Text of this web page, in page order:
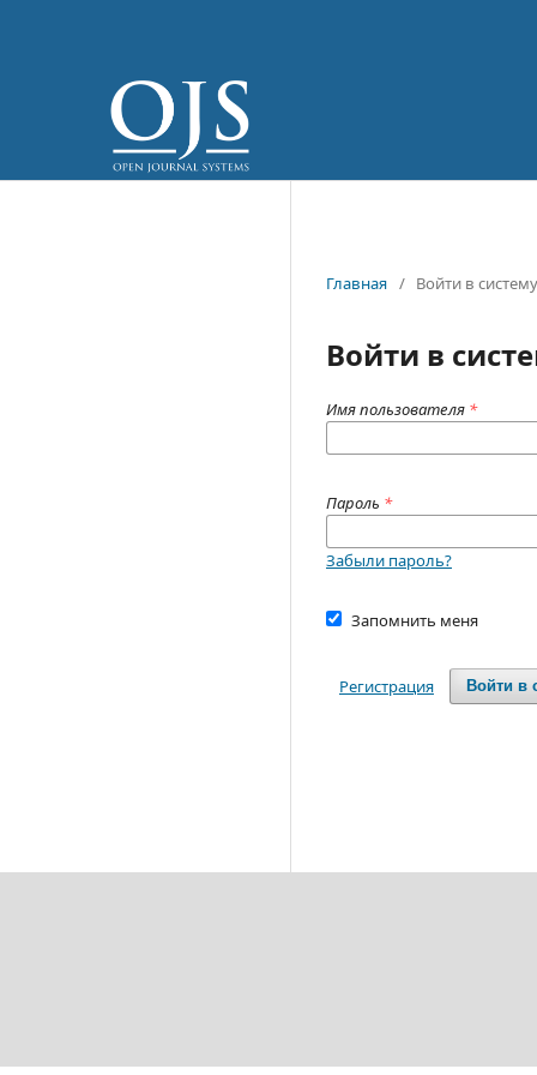
Главная / Войти в систему
Войти в
Имя пользователя *
Пароль *
Забыли пароль?
Запомнить меня
Войти в
Регистрация